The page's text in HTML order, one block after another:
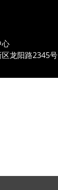
心
龙阳路2345号